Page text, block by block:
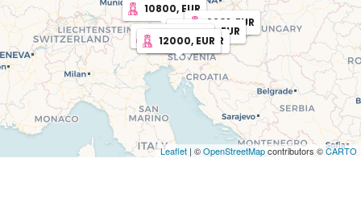
10800, EUR
6601, EUR
8484, EUR
12000, EUR
12000, EUR
12000, EUR
Leaflet | ©OpenStreetMapcontributors ©CARTO